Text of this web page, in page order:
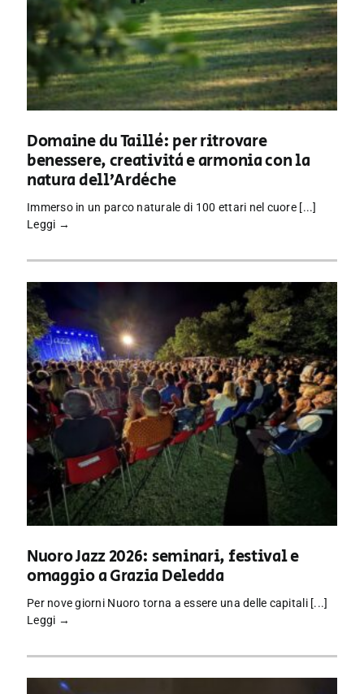
Domaine du Taillé: per ritrovare
benessere, creatività e armonia con la
natura dell’Ardèche
Immerso in un parco naturale di 100 ettari nel cuore [...]
Leggi →
Nuoro Jazz 2026: seminari, festival e
omaggio a Grazia Deledda
Per nove giorni Nuoro torna a essere una delle capitali [...]
Leggi →